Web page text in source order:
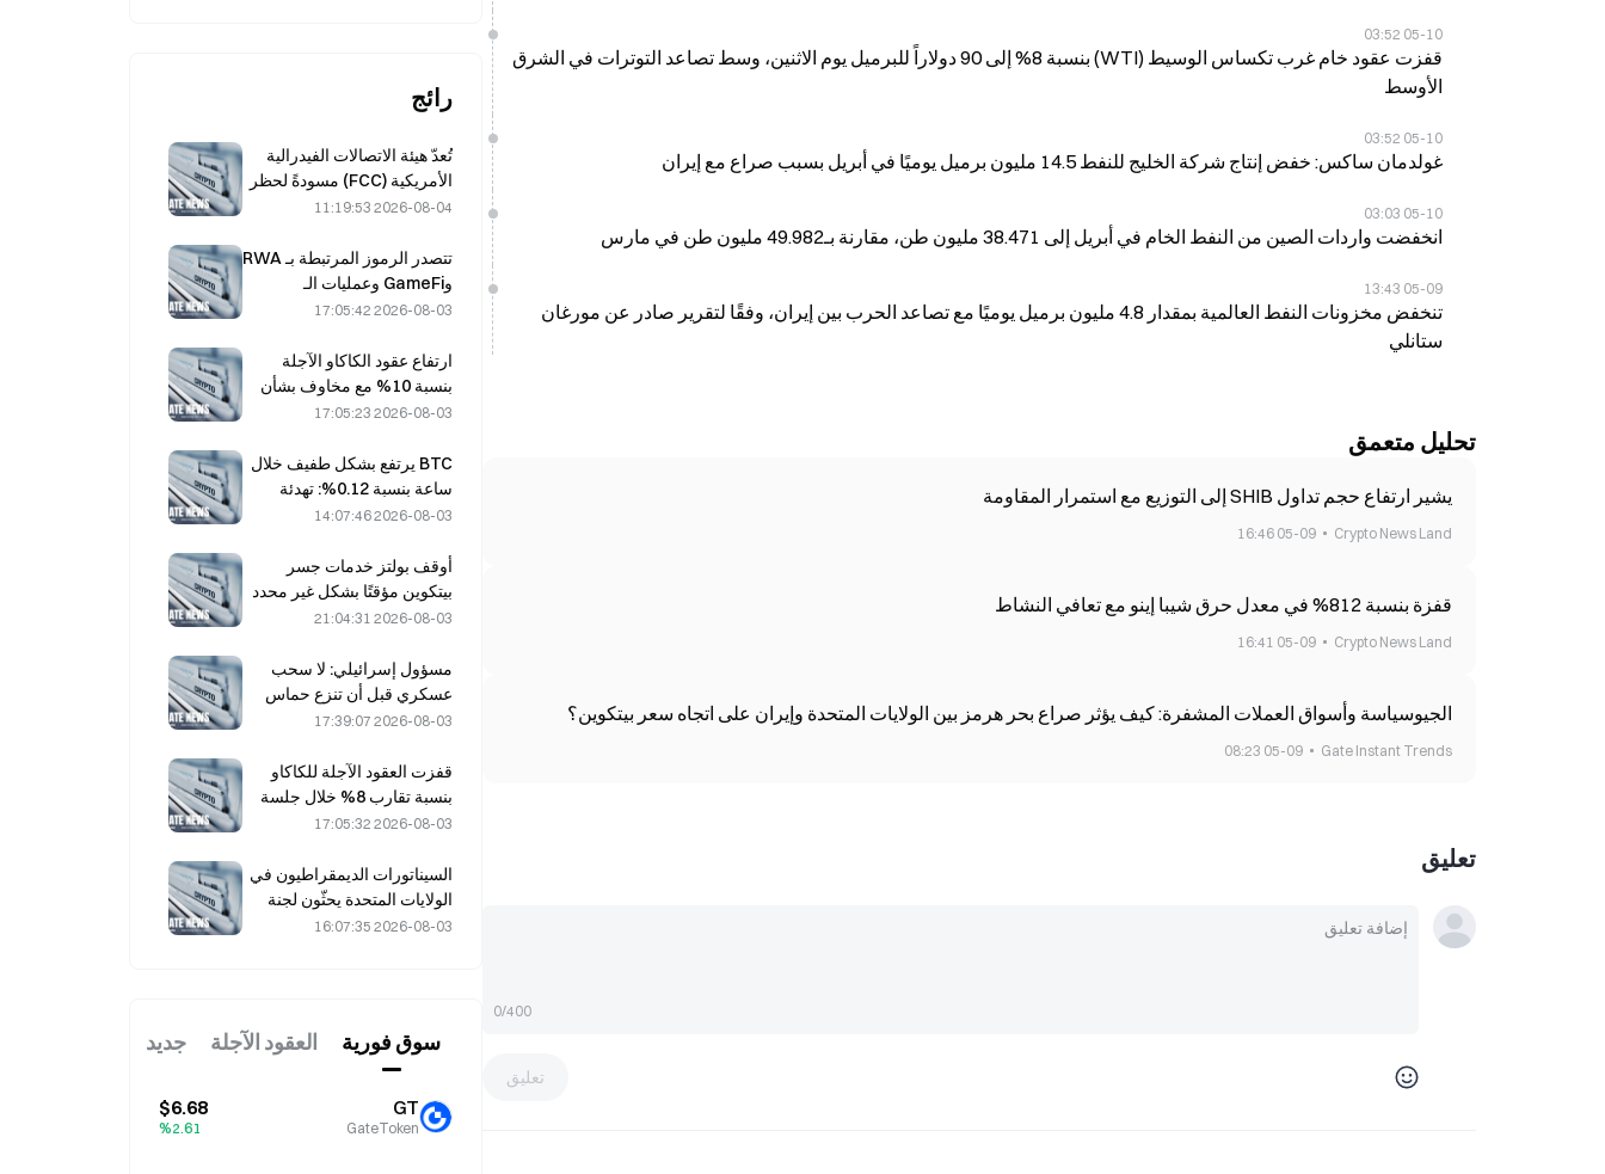
05-10 03:52
قفزت عقود خام غرب تكساس الوسيط (WTI) بنسبة 8% إلى 90 دولاراً للبرميل يوم الاثنين، وسط تصاعد التوترات في الشرق
الأوسط
05-10 03:52
غولدمان ساكس: خفض إنتاج شركة الخليج للنفط 14.5 مليون برميل يوميًا في أبريل بسبب صراع مع إيران
05-10 03:03
انخفضت واردات الصين من النفط الخام في أبريل إلى 38.471 مليون طن، مقارنة بـ49.982 مليون طن في مارس
05-09 13:43
تنخفض مخزونات النفط العالمية بمقدار 4.8 مليون برميل يوميًا مع تصاعد الحرب بين إيران، وفقًا لتقرير صادر عن مورغان
ستانلي
تحليل متعمق
يشير ارتفاع حجم تداول SHIB إلى التوزيع مع استمرار المقاومة
Crypto News Land
05-09 16:46
قفزة بنسبة 812% في معدل حرق شيبا إينو مع تعافي النشاط
Crypto News Land
05-09 16:41
الجيوسياسة وأسواق العملات المشفرة: كيف يؤثر صراع بحر هرمز بين الولايات المتحدة وإيران على اتجاه سعر بيتكوين؟
Gate Instant Trends
05-09 08:23
تعليق
0/400
تعليق
رائج
تُعدّ هيئة الاتصالات الفيدرالية
الأمريكية (FCC) مسودةً لحظر
الوحدات البصرية الصينية في
تأثر الحصة السوقية لشركة
Xinyuan بنسبة 27%
2026-08-04 11:19:53
تتصدر الرموز المرتبطة بـ RWA
وGameFi وعمليات الـ
Restaking أداء السوق في 2026-08-03 17:05:42
ارتفاع عقود الكاكاو الآجلة
بنسبة 10% مع مخاوف بشأن
2026-08-03 17:05:23
BTC يرتفع بشكل طفيف خلال
ساعة بنسبة 0.12%: تهدئة
الجغرافيا السياسية وتزامن
يدفعان انتعاشاً قصير الأجل
2026-08-03 14:07:46
أوقف بولتز خدمات جسر
بيتكوين مؤقتًا بشكل غير محدد
بعد هجمات مدعومة بالذكاء
2026-08-03 21:04:31
مسؤول إسرائيلي: لا سحب
عسكري قبل أن تنزع حماس
سلاحها
2026-08-03 17:39:07
قفزت العقود الآجلة للكاكاو
بنسبة تقارب 8% خلال جلسة
يوم الجمعة الماضي، في
2026-08-03 17:05:32
السيناتورات الديمقراطيون في
الولايات المتحدة يحثّون لجنة
2026-08-03 16:07:35
سوق فوریة العقود الآجلة جديد
GT
GateToken
$6.68
%2.61